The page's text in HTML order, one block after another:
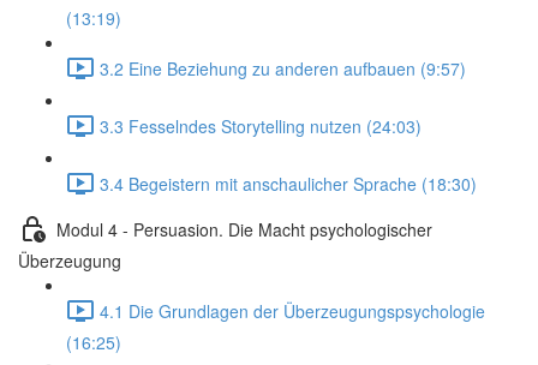
(13:19)
3.2 Eine Beziehung zu anderen aufbauen (9:57)
3.3 Fesselndes Storytelling nutzen (24:03)
3.4 Begeistern mit anschaulicher Sprache (18:30)
Modul 4 - Persuasion. Die Macht psychologischer
Überzeugung
4.1 Die Grundlagen der Überzeugungspsychologie
(16:25)